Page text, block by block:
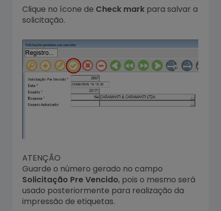
Clique no ícone de Check mark para salvar a
solicitação.
ATENÇÃO
Guarde o número gerado no campo
Solicitação Pre Vencido, pois o mesmo será
usado posteriormente para realização da
impressão de etiquetas.